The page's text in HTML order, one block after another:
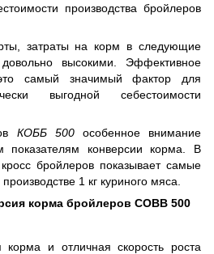
производства бройлеров
затраты на корм в следующие
довольно высокими. Эффективное
самый значимый фактор для
выгодной себестоимости
КОББ 500особенное внимание
показателям конверсии корма. В
бройлеров показывает самые
1 кг куриного мяса.
корма бройлеров COBB500
корма и отличная скорость роста